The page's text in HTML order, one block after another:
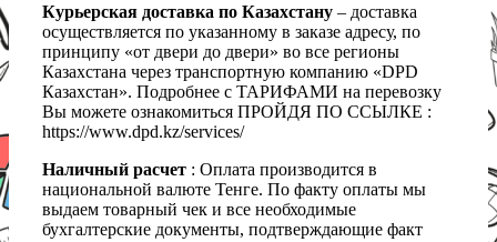
Курьерская доставка по Казахстану – доставка
осуществляется по указанному в заказе адресу, по
принципу «от двери до двери» во все регионы
Казахстана через транспортную компанию «DPD
Казахстан». Подробнее с ТАРИФАМИ на перевозку
Вы можете ознакомиться ПРОЙДЯ ПО ССЫЛКЕ :
https://www.dpd.kz/services/
Наличный расчет : Оплата производится в
национальной валюте Тенге. По факту оплаты мы
выдаем товарный чек и все необходимые
бухгалтерские документы, подтверждающие факт